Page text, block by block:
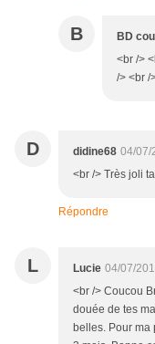
B BD
<br />
/> <br /
D didine68 04/07/
<br /> Très joli
Répondre
L Lucie 04/07/
<br /> Coucou
douée de tes
belles. Pour ma